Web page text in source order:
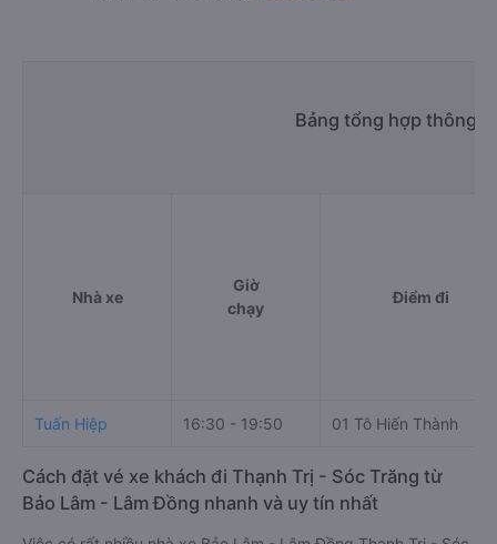
Bảng tổng hợp thông
Nhà xe
Giờ
chạy
Điểm đi
Tuấn Hiệp 16:30 - 19:50 01 Tô Hiến Thành
Cách đặt vé xe khách đi Thạnh Trị - Sóc Trăng từ
Bảo Lâm - Lâm Đồng nhanh và uy tín nhất